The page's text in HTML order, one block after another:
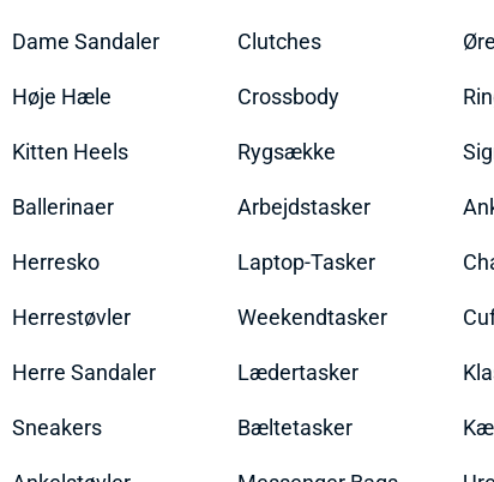
Dame Sandaler
Høje Hæle
Kitten Heels
Ballerinaer
Herresko
Herrestøvler
Herre Sandaler
Sneakers
Clutches
Crossbody
Rygsække
Arbejdstasker
Laptop-Tasker
Weekendtasker
Lædertasker
Bæltetasker